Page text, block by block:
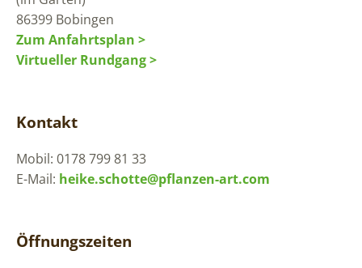
86399 Bobingen
Zum Anfahrtsplan >
Virtueller Rundgang >
Kontakt
Mobil: 0178 799 81 33
E-Mail: heike.schotte@pflanzen-art.com
Öffnungszeiten